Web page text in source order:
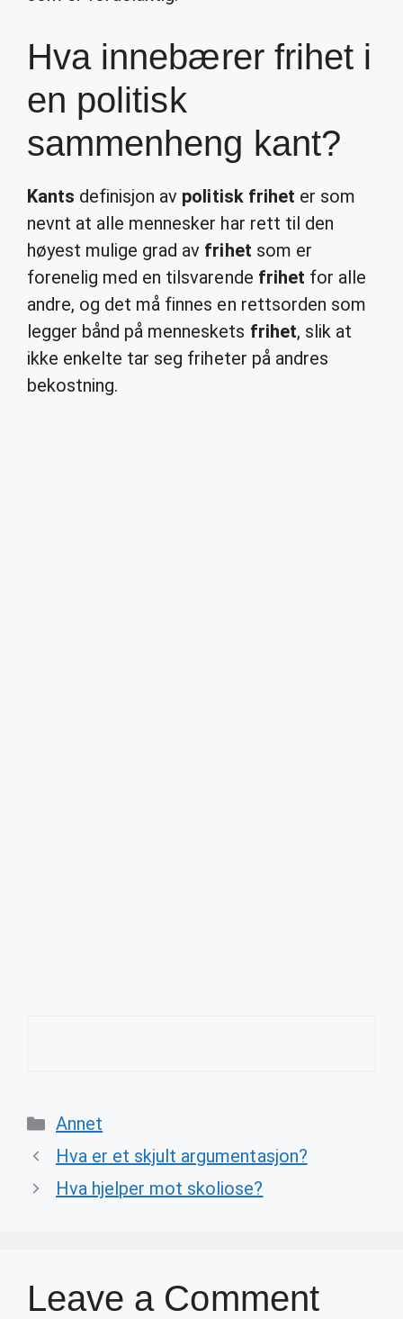
Hva innebærer frihet i
en politisk
sammenheng kant?
Kants definisjon av politisk frihet er som
nevnt at alle mennesker har rett til den
høyest mulige grad av frihet som er
forenelig med en tilsvarende frihet for alle
andre, og det må finnes en rettsorden som
legger bånd på menneskets frihet, slik at
ikke enkelte tar seg friheter på andres
bekostning.
Categories
Annet
Hva er et skjult argumentasjon?
Hva hjelper mot skoliose?
Leave a Comment